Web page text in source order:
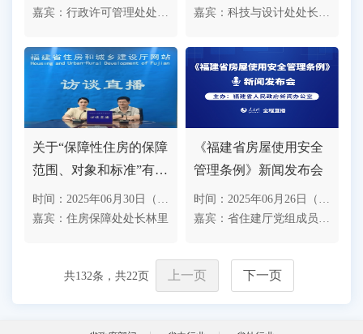
嘉宾：行政许可管理处处长徐峰
嘉宾：科技与设计处处长姚晓征
关于“保障性住房的保障
范围、对象和标准”有关
政策要点的在线访谈
时间：2025年06月30日（星期一）10时
嘉宾：住房保障处处长林里
《福建省房屋使用安全
管理条例》新闻发布会
时间：2025年06月26日（星期四）10时
嘉宾：省住建厅党组成员、副厅长 陈元豹
共132条，共22页 上一页 下一页